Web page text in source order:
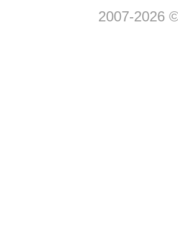
2007-2026